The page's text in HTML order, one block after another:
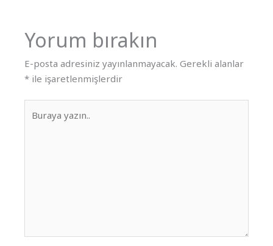
Yorum bırakın
E-posta adresiniz yayınlanmayacak. Gerekli alanlar
* ile işaretlenmişlerdir
yazın..